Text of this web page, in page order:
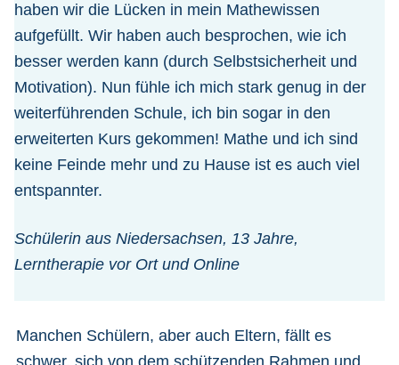
haben wir die Lücken in mein Mathewissen
aufgefüllt. Wir haben auch besprochen, wie ich
besser werden kann (durch Selbstsicherheit und
Motivation). Nun fühle ich mich stark genug in der
weiterführenden Schule, ich bin sogar in den
erweiterten Kurs gekommen! Mathe und ich sind
keine Feinde mehr und zu Hause ist es auch viel
entspannter.
Schülerin aus Niedersachsen, 13 Jahre,
Lerntherapie vor Ort und Online
Manchen Schülern, aber auch Eltern, fällt es